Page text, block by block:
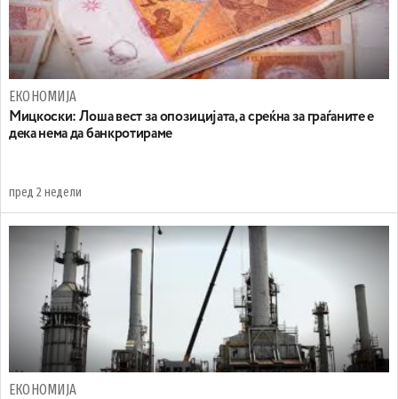
ЕКОНОМИЈА
Мицкоски: Лоша вест за опозицијата, а среќна за граѓаните е
дека нема да банкротираме
пред 2 недели
ЕКОНОМИЈА